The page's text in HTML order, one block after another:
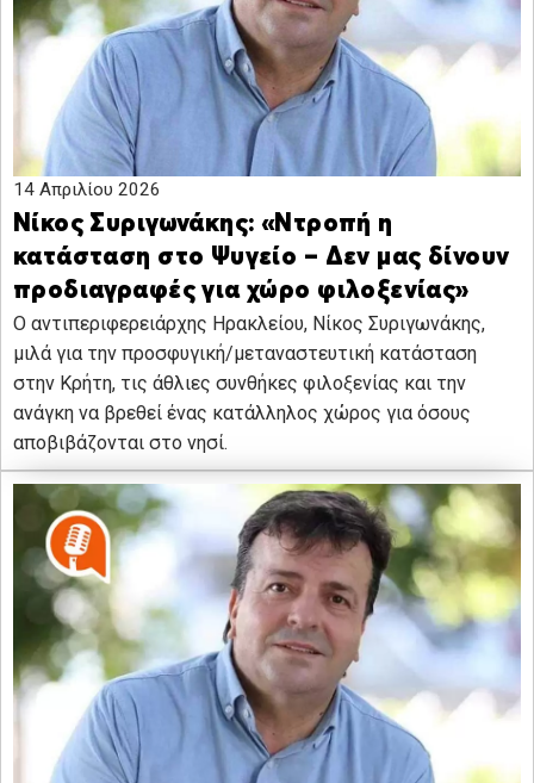
14 Απριλίου 2026
Νίκος Συριγωνάκης: «Ντροπή η
κατάσταση στο Ψυγείο – Δεν μας δίνουν
προδιαγραφές για χώρο φιλοξενίας»
Ο αντιπεριφερειάρχης Ηρακλείου, Νίκος Συριγωνάκης,
μιλά για την προσφυγική/μεταναστευτική κατάσταση
στην Κρήτη, τις άθλιες συνθήκες φιλοξενίας και την
ανάγκη να βρεθεί ένας κατάλληλος χώρος για όσους
αποβιβάζονται στο νησί.